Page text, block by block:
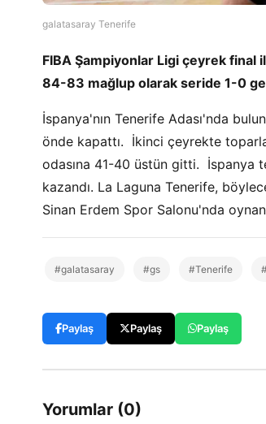
galatasaray Tenerife
FIBA Şampiyonlar Ligi çeyrek final
84-83 mağlup olarak seride 1-0
İspanya'nın Tenerife Adası'nda
önde kapattı. İkinci çeyrekte
odasına 41-40 üstün gitti. İspanya
kazandı. La Laguna Tenerife,
Sinan Erdem Spor Salonu'nda
#galatasaray #gs #Tenerife
Paylaş Paylaş Paylaş
Yorumlar (0)